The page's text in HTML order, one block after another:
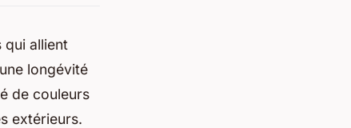
allient
longévité
de couleurs
extérieurs.